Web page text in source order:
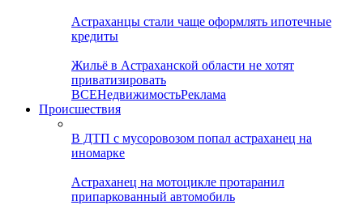
Астраханцы стали чаще оформлять ипотечные
кредиты
Жильё в Астраханской области не хотят
приватизировать
ВСЕНедвижимостьРеклама
Происшествия
В ДТП с мусоровозом попал астраханец на
иномарке
Астраханец на мотоцикле протаранил
припаркованный автомобиль